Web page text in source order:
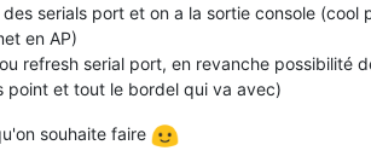
serials port et on a la sortie console (cool
en AP)
refresh serial port, en revanche possibilité
point et tout le bordel qui va avec)
souhaite faire